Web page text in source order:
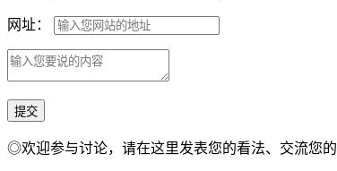
网址：
◎欢迎参与讨论，请在这里发表您的看法、交流您的